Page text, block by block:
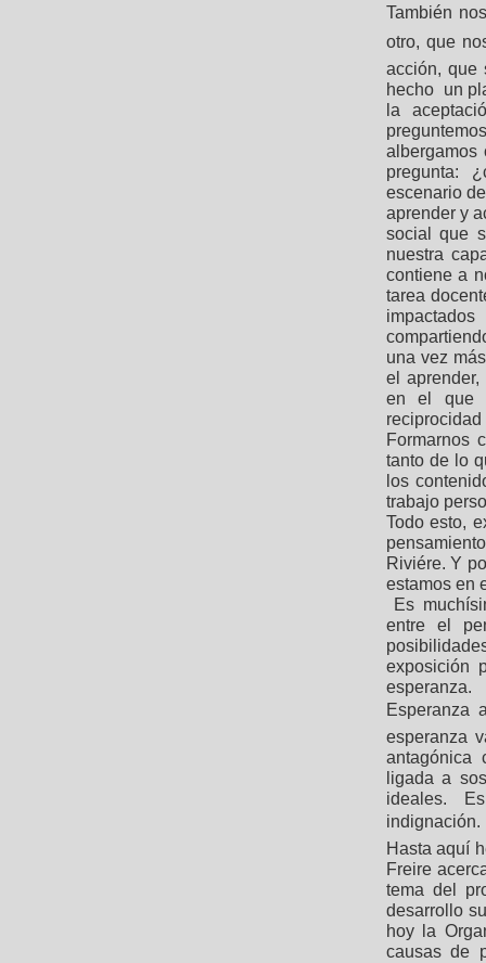
También
otro, que
acción, que
hecho un
la
albergamos
pregunta:
escenario
aprender y
social que
nuestra
contiene a
tarea
una vez
el
en el que
Formarnos
tanto de lo
los
trabajo
Todo esto,
Riviére. Y
estamos en
Es
entre el
exposición
esperanza.
esperanza
antagónica
ligada a
ideales.
indignación.
Hasta aquí
Freire
tema del
desarrollo
hoy la
causas de